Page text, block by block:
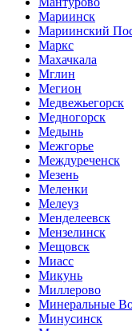
Мариинск
Мариинский
Маркс
Махачкала
Мглин
Мегион
Медвежьегорск
Медногорск
Медынь
Межгорье
Междуреченск
Мезень
Меленки
Мелеуз
Менделеевск
Мензелинск
Мещовск
Миасс
Микунь
Миллерово
Минеральные
Минусинск